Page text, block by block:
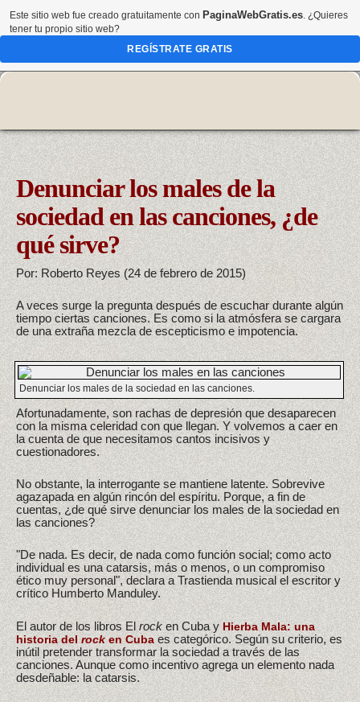
Denunciar los males de la
sociedad en las canciones, ¿de
qué sirve?
Por: Roberto Reyes (24 de febrero de 2015)
A veces surge la pregunta después de escuchar durante algún
tiempo ciertas canciones. Es como si la atmósfera se cargara
de una extraña mezcla de escepticismo e impotencia.
Denunciar los males de la sociedad en las canciones.
Afortunadamente, son rachas de depresión que desaparecen
con la misma celeridad con que llegan. Y volvemos a caer en
la cuenta de que necesitamos cantos incisivos y
cuestionadores.
No obstante, la interrogante se mantiene latente. Sobrevive
agazapada en algún rincón del espíritu. Porque, a fin de
cuentas, ¿de qué sirve denunciar los males de la sociedad en
las canciones?
"De nada. Es decir, de nada como función social; como acto
individual es una catarsis, más o menos, o un compromiso
ético muy personal", declara a Trastienda musical el escritor y
crítico Humberto Manduley.
El autor de los libros Elrocken Cuba yHierba Mala: una
historia delrocken Cubaes categórico. Según su criterio, es
inútil pretender transformar la sociedad a través de las
canciones. Aunque como incentivo agrega un elemento nada
desdeñable: la catarsis.
Este sitio web fue creado gratuitamente con PaginaWebGratis.es. ¿Quieres
tener tu propio sitio web?
REGÍSTRATE GRATIS